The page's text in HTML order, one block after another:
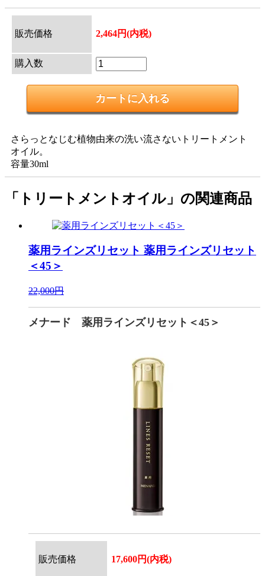
販売価格 2,464円(内税)
購入数
さらっとなじむ植物由来の洗い流さないトリートメント
オイル。
容量30ml
「トリートメントオイル」の関連商品
薬用ラインズリセット 薬用ラインズリセット
＜45＞
22,000円
メナード 薬用ラインズリセット＜45＞
販売価格 17,600円(内税)